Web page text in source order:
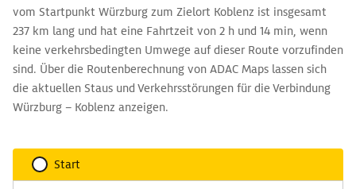
vom Startpunkt Würzburg zum Zielort Koblenz ist insgesamt
237 km lang und hat eine Fahrtzeit von 2 h und 14 min, wenn
keine verkehrsbedingten Umwege auf dieser Route vorzufinden
sind. Über die Routenberechnung von ADAC Maps lassen sich
die aktuellen Staus und Verkehrsstörungen für die Verbindung
Würzburg – Koblenz anzeigen.
Start